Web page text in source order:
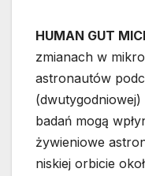
HUMAN GUT
zmianach w
astronautów
badań mogą
żywieniowe
niskiej orbicie